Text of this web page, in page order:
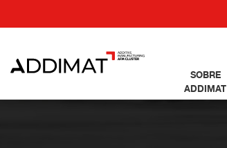
SOBRE
ADDIMAT